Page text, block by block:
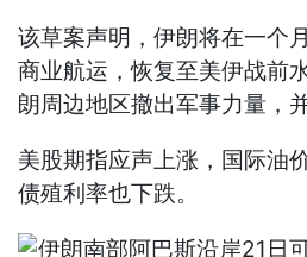
该草案声明，伊朗将在一个
商业航运，恢复至美伊战前
朗周边地区撤出军事力量，
美股期指应声上涨，国际油
债殖利率也下跌。